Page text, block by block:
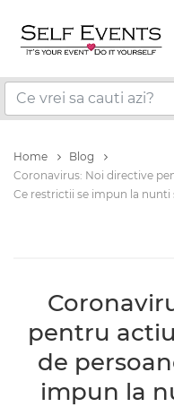
Home
Blog
Coronavirus: Noi directive
Ce restrictii se impun la nunti
pentru
de
impun la